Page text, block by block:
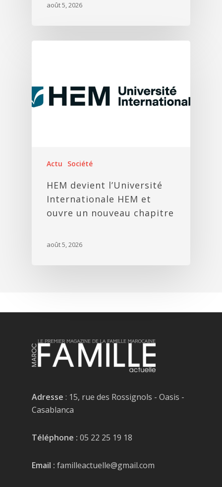
août 5, 2026
Actu Société
HEM devient l’Université
Internationale HEM et
ouvre un nouveau chapitre
août 5, 2026
Adresse : 15, rue des Rossignols - Oasis -
Casablanca
Téléphone : 05 22 25 19 18
Email : familleactuelle@gmail.com